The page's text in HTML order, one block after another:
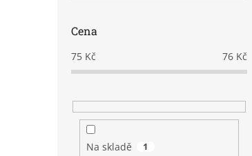
Cena
75 Kč 76 Kč
Na skladě 1